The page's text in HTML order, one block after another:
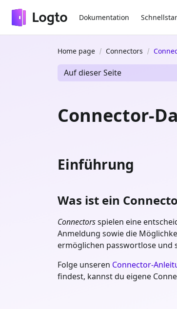
Dokumentation
Home page Connectors
Auf dieser Seite
Connector-
Einführung
Was ist ein
Connectorsspielen eine
Anmeldung sowie die
ermöglichen passwortlose und
Folge unseren Connector-
findest, kannst du eigene